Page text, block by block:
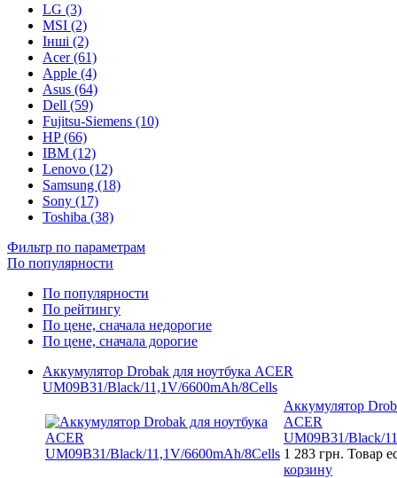
LG (3)
MSI (2)
Інші (2)
Acer (61)
Apple (4)
Asus (64)
Dell (59)
Fujitsu-Siemens (10)
HP (66)
IBM (12)
Lenovo (12)
Samsung (18)
Sony (17)
Toshiba (38)
Фильтр по параметрам
По популярности
По популярности
По рейтингу
По цене, сначала недорогие
По цене, сначала дорогие
Аккумулятор Drobak для ноутбука ACER
UM09B31/Black/11,1V/6600mAh/8Cells
Аккумулятор
ACER
UM09B31/Black/
1 283 грн. Товар
корзину